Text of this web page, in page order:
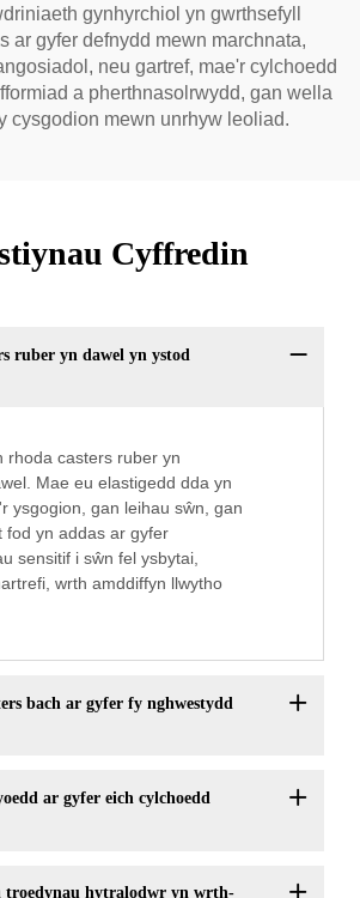
gynhyrchiol yn gwrthsefyll
ar gyfer defnydd mewn marchnata,
neu gartref, mae'r cylchoedd
a pherthnasolrwydd, gan wella
cysgodion mewn unrhyw leoliad.
Cyffredin
ruber yn dawel yn ystod
rhoda casters ruber yn
Mae eu elastigedd dda yn
ysgogion, gan leihau sŵn, gan
fod yn addas ar gyfer
sensitif i sŵn fel ysbytai,
wrth amddiffyn llwytho
bach ar gyfer fy nghwestydd
ar gyfer eich cylchoedd
troedynau hytralodwr yn wrth-